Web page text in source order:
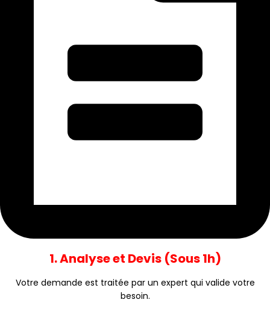
1. Analyse et Devis (Sous 1h)
Votre demande est traitée par un expert qui valide votre
besoin.